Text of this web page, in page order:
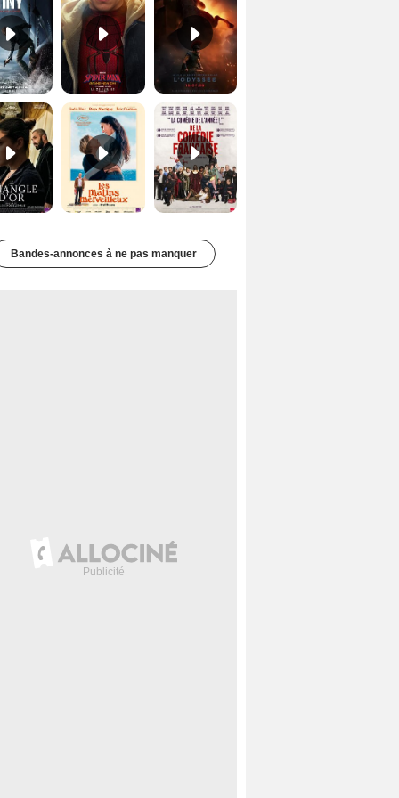
Le Triangle d'or Bande-annonce VF De la Comédie-Française Teaser VF
Bandes-annonces à ne pas manquer